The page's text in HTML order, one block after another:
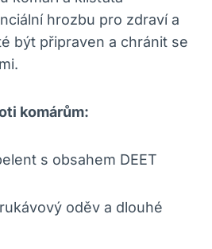
hrozbu pro zdraví a
být připraven a chránit se
komárům:
s obsahem DEET
oděv a dlouhé